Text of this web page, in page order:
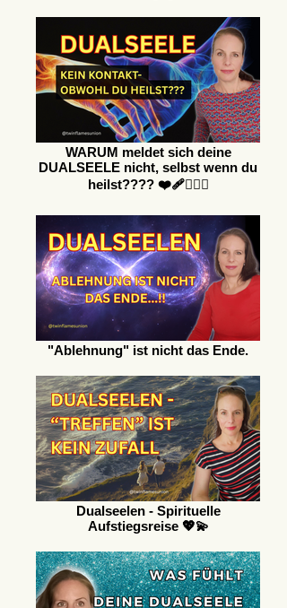
WARUM meldet sich deine
DUALSEELE nicht, selbst wenn du
heilst???? ❤️‍🩹❤️‍🔥🙈
"Ablehnung" ist nicht das Ende.
Dualseelen - Spirituelle
Aufstiegsreise 💖💫